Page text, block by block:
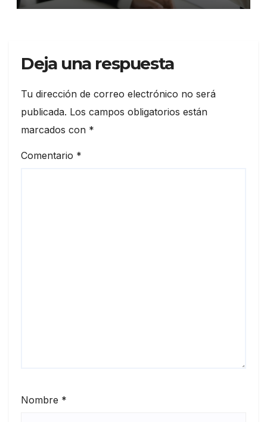
Deja una respuesta
Tu dirección de correo electrónico no será
publicada. Los campos obligatorios están
marcados con *
Comentario *
Nombre *